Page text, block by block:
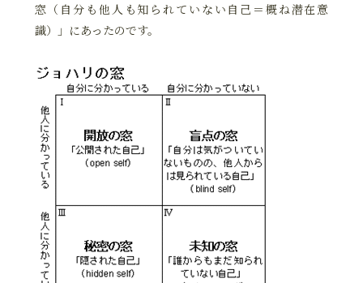
窓（自分も他人も知られていない自己＝概ね潜在意
識）」にあったのです。